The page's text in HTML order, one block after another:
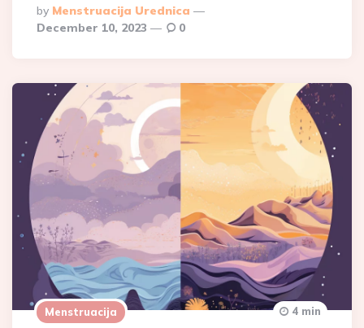
Posted
By
By Menstruacija Urednica
December 10, 2023
0
Menstruacija 4 min